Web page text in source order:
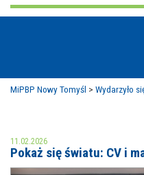
MOJE KONTO
MiPBP Nowy Tomyśl > Wydarzyło
11.02.2026
Pokaż się światu: CV i